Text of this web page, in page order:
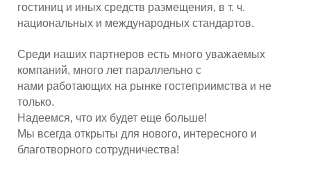
гостиниц и иных средств размещения, в т. ч.
национальных и международных стандартов.
Среди наших партнеров есть много уважаемых
компаний, много лет параллельно с
нами работающих на рынке гостеприимства и не
только.
Надеемся, что их будет еще больше!
Мы всегда открыты для нового, интересного и
благотворного сотрудничества!